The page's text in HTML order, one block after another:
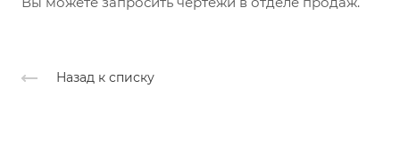
Назад к списку